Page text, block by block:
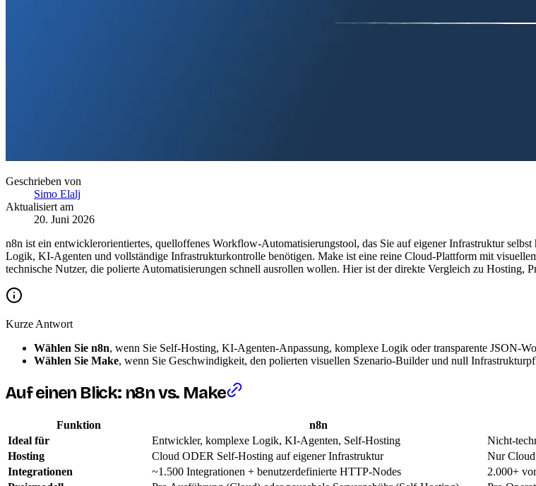
Geschrieben von
Simo Elalj
Aktualisiert am
20. Juni 2026
n8n ist ein entwicklerorientiertes, quelloffenes Workflow-Automatisierungstool, das Sie auf eigener Infrastruktur
Logik, KI-Agenten und vollständige Infrastrukturkontrolle benötigen. Make ist eine reine Cloud-Plattform mit
technische Nutzer, die polierte Automatisierungen schnell ausrollen wollen. Hier ist der direkte Vergleich zu Hosting,
Kurze Antwort
Wählen Sie n8n, wenn Sie Self-Hosting, KI-Agenten-Anpassung, komplexe Logik oder transparente JSON-
Wählen Sie Make, wenn Sie Geschwindigkeit, den polierten visuellen Szenario-Builder und null
Auf einen Blick: n8n vs. Make
Funktion n8n
Ideal für
Entwickler, komplexe Logik, KI-Agenten, Self-Hosting
Nicht-
Hosting
Cloud ODER Self-Hosting auf eigener Infrastruktur
Nur
Integrationen
~1.500 Integrationen + benutzerdefinierte HTTP-Nodes
2.000+